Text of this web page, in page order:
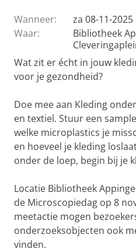
Wanneer:
za 08-11-2025
Waar:
Bibliotheek
Wat zit er écht in jouw
voor je gezondheid?
Doe mee aan Kleding
en textiel. Stuur een
welke microplastics je
en hoeveel je kleding
onder de loep, begin bij je
Locatie Bibliotheek
de Microscopiedag op 8
meetactie mogen
onderzoeksobjecten ook
vinden.